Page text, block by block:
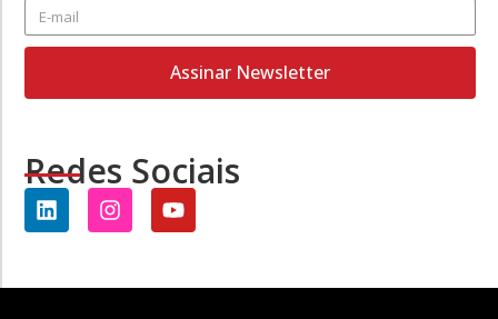
Assinar Newsletter
Redes Sociais